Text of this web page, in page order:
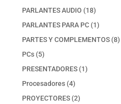
productos
PARLANTES AUDIO 1818
productos
PARLANTES PARA PC 11
producto
PARTES Y COMPLEMENTOS 88
PCs 55
productos
PRESENTADORES 11
Procesadores 44
productos
PROYECTORES 22